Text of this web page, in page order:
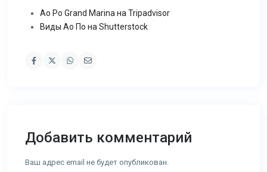
Ao Po Grand Marina на Tripadvisor
Виды Ао По на Shutterstock
Добавить комментарий
Ваш адрес email не будет опубликован.